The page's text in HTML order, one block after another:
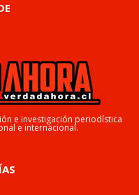
e investigación periodística
e internacional.